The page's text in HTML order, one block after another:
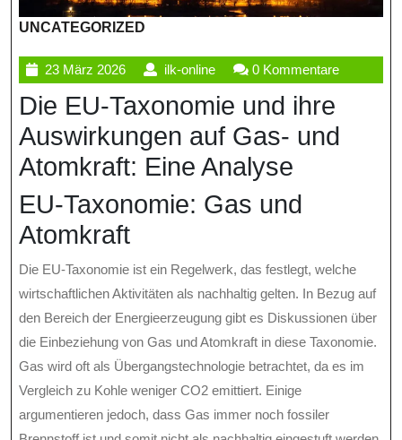
UNCATEGORIZED
23 März 202623
März
2026
ilk-onlineilk-
online
0 Kommentare
Die EU-Taxonomie und ihre
Auswirkungen auf Gas- und
Atomkraft: Eine Analyse
EU-Taxonomie: Gas und
Atomkraft
Die EU-Taxonomie ist ein Regelwerk, das festlegt, welche
wirtschaftlichen Aktivitäten als nachhaltig gelten. In Bezug auf
den Bereich der Energieerzeugung gibt es Diskussionen über
die Einbeziehung von Gas und Atomkraft in diese Taxonomie.
Gas wird oft als Übergangstechnologie betrachtet, da es im
Vergleich zu Kohle weniger CO2 emittiert. Einige
argumentieren jedoch, dass Gas immer noch fossiler